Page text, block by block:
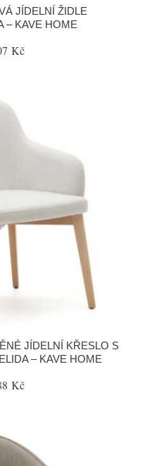
JÍDELNÍ ŽIDLE
– KAVE HOME
Kč
JÍDELNÍ KŘESLO S
– KAVE HOME
Kč